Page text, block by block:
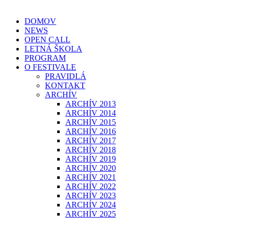
DOMOV
NEWS
OPEN CALL
LETNÁ ŠKOLA
PROGRAM
O FESTIVALE
PRAVIDLÁ
KONTAKT
ARCHÍV
ARCHÍV 2013
ARCHÍV 2014
ARCHÍV 2015
ARCHÍV 2016
ARCHÍV 2017
ARCHÍV 2018
ARCHÍV 2019
ARCHÍV 2020
ARCHÍV 2021
ARCHÍV 2022
ARCHÍV 2023
ARCHÍV 2024
ARCHÍV 2025